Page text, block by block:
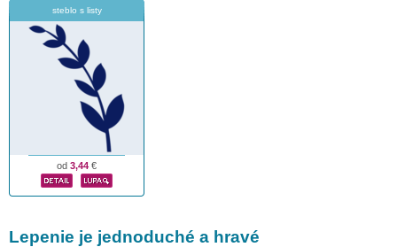
steblo s listy
od 3,44 €
Lepenie je jednoduché a hravé